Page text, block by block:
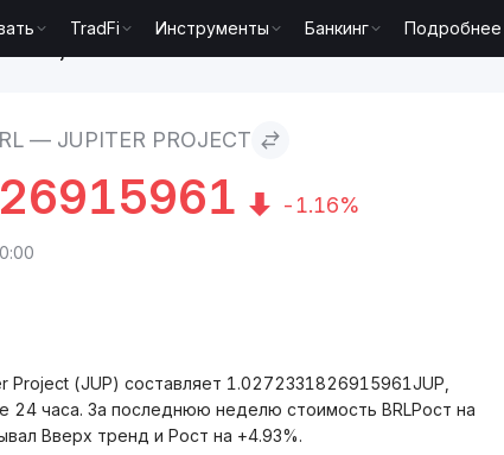
TradFi Инструменты Банкинг Подробнее
— JUPITER PROJECT
-1.16%
Project (JUP) составляет 1.0272331826915961JUP,
24 часа. За последнюю неделю стоимость BRLРост на
Вверх тренд и Рост на +4.93%.